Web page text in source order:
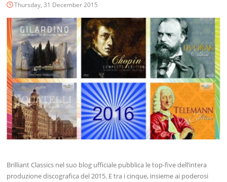
Thursday, 31 December 2015
Brilliant Classics nel suo blog ufficiale pubblica le top-five dell’intera
produzione discografica del 2015. E tra i cinque, insieme ai poderosi